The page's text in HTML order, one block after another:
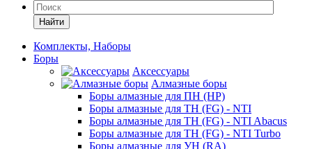
Найти
Комплекты, Наборы
Боры
Аксессуары
Алмазные боры
Боры алмазные для ПН (HP)
Боры алмазные для ТН (FG) - NTI
Боры алмазные для ТН (FG) - NTI Abacus
Боры алмазные для ТН (FG) - NTI Turbo
Боры алмазные для УН (RA)